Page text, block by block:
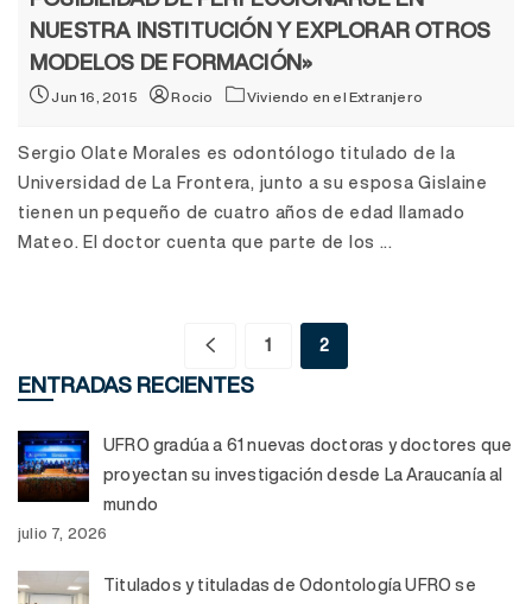
NUESTRA INSTITUCIÓN Y EXPLORAR OTROS
MODELOS DE FORMACIÓN»
Jun 16, 2015 Rocio Viviendo en el Extranjero
Sergio Olate Morales es odontólogo titulado de la
Universidad de La Frontera, junto a su esposa Gislaine
tienen un pequeño de cuatro años de edad llamado
Mateo. El doctor cuenta que parte de los ...
1 2
ENTRADAS RECIENTES
UFRO gradúa a 61 nuevas doctoras y doctores que
proyectan su investigación desde La Araucanía al
mundo
julio 7, 2026
Titulados y tituladas de Odontología UFRO se